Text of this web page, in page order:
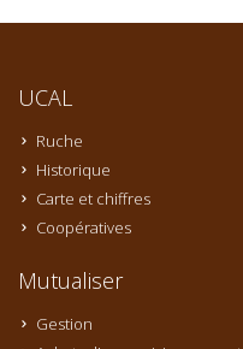
UCAL
Ruche
Historique
Carte et chiffres
Coopératives
Mutualiser
Gestion